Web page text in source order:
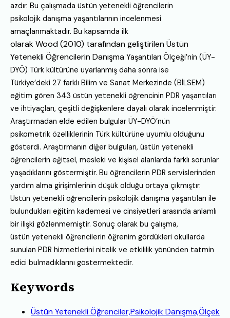
azdır. Bu çalışmada üstün yetenekli öğrencilerin
psikolojik danışma yaşantılarının incelenmesi
amaçlanmaktadır. Bu kapsamda ilk
olarak Wood (2010) tarafından geliştirilen Üstün
Yetenekli Öğrencilerin Danışma Yaşantıları Ölçeği’nin (ÜY-
DYÖ) Türk kültürüne uyarlanmış daha sonra ise
Türkiye’deki 27 farklı Bilim ve Sanat Merkezinde (BİLSEM)
eğitim gören 343 üstün yetenekli öğrencinin PDR yaşantıları
ve ihtiyaçları, çeşitli değişkenlere dayalı olarak incelenmiştir.
Araştırmadan elde edilen bulgular ÜY-DYÖ’nün
psikometrik özelliklerinin Türk kültürüne uyumlu olduğunu
gösterdi. Araştırmanın diğer bulguları, üstün yetenekli
öğrencilerin eğitsel, mesleki ve kişisel alanlarda farklı sorunlar
yaşadıklarını göstermiştir. Bu öğrencilerin PDR servislerinden
yardım alma girişimlerinin düşük olduğu ortaya çıkmıştır.
Üstün yetenekli öğrencilerin psikolojik danışma yaşantıları ile
bulundukları eğitim kademesi ve cinsiyetleri arasında anlamlı
bir ilişki gözlenmemiştir. Sonuç olarak bu çalışma,
üstün yetenekli öğrencilerin öğrenim gördükleri okullarda
sunulan PDR hizmetlerini nitelik ve etkililik yönünden tatmin
edici bulmadıklarını göstermektedir.
Keywords
Üstün Yetenekli Öğrenciler,Psikolojik Danışma,Ölçek